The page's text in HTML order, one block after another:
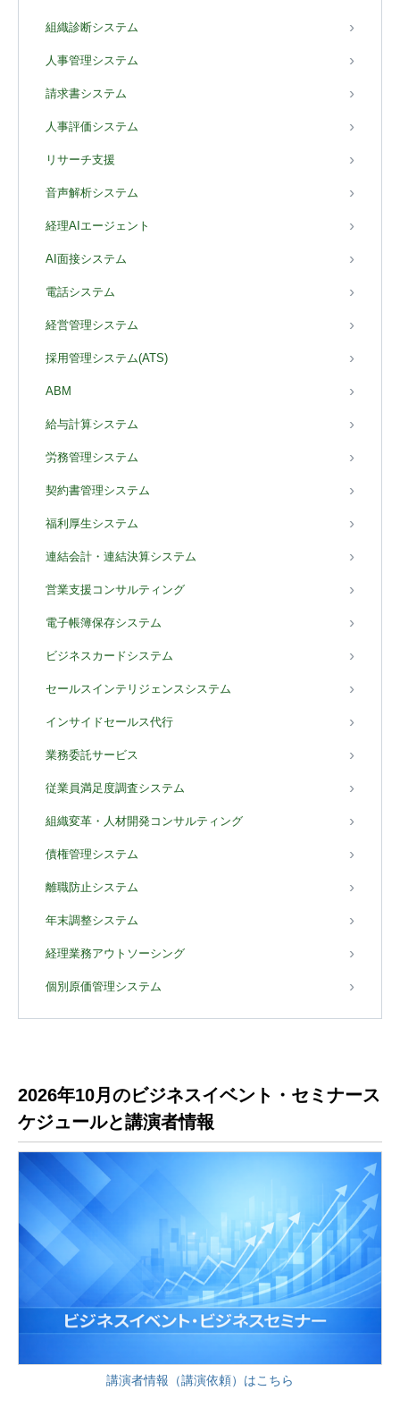
組織診断システム
人事管理システム
請求書システム
人事評価システム
リサーチ支援
音声解析システム
経理AIエージェント
AI面接システム
電話システム
経営管理システム
採用管理システム(ATS)
ABM
給与計算システム
労務管理システム
契約書管理システム
福利厚生システム
連結会計・連結決算システム
営業支援コンサルティング
電子帳簿保存システム
ビジネスカードシステム
セールスインテリジェンスシステム
インサイドセールス代行
業務委託サービス
従業員満足度調査システム
組織変革・人材開発コンサルティング
債権管理システム
離職防止システム
年末調整システム
経理業務アウトソーシング
個別原価管理システム
2026年10月のビジネスイベント・セミナース
ケジュールと講演者情報
講演者情報（講演依頼）はこちら